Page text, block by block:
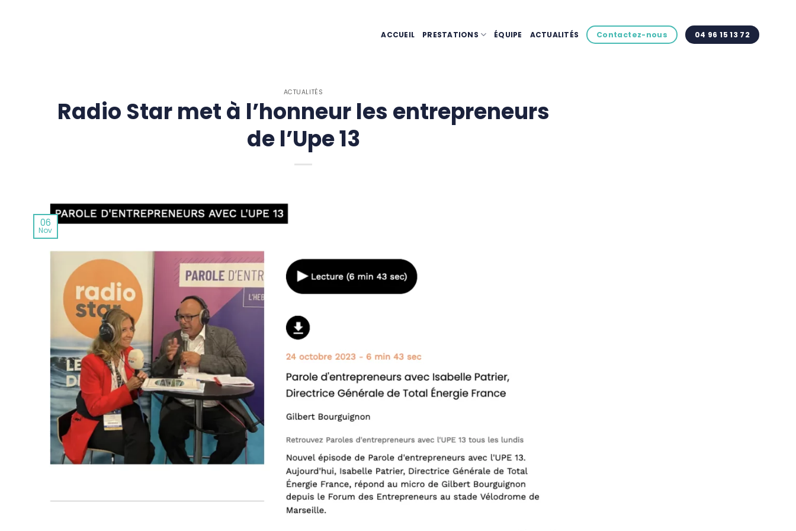
ACCUEIL PRESTATIONS ÉQUIPE ACTUALITÉS Contactez-nous 04 96 15 13 72
ACTUALITÉS
Radio Star met à l’honneur les entrepreneurs
de l’Upe 13
06
Nov